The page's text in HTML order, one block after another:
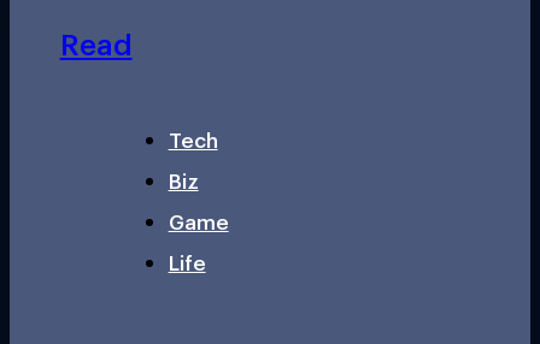
Read
Tech
Biz
Game
Life